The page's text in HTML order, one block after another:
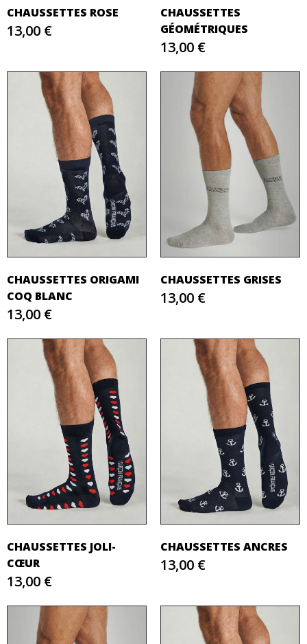
CHAUSSETTES ROSE
13,00 €
CHAUSSETTES
GÉOMÉTRIQUES
13,00 €
CHAUSSETTES ORIGAMI
COQ BLANC
13,00 €
CHAUSSETTES GRISES
13,00 €
CHAUSSETTES JOLI-
CŒUR
13,00 €
CHAUSSETTES ANCRES
13,00 €